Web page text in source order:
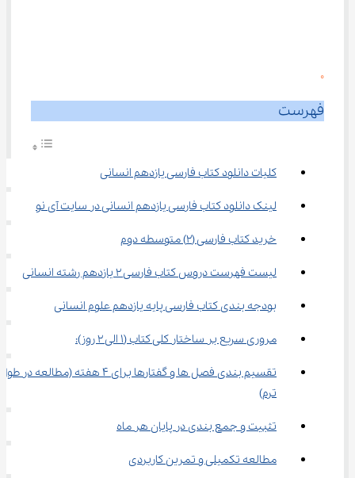
0
فهرست
کلیات دانلود کتاب فارسی یازدهم انسانی
لینک دانلود کتاب فارسی یازدهم انسانی در سایت آی نو
خرید کتاب فارسی (2) متوسطه دوم
لیست فهرست دروس کتاب فارسی 2 یازدهم رشته انسانی
بودجه‌ بندی کتاب فارسی پایه یازدهم علوم انسانی
مروری سریع بر ساختار کلی کتاب (1 الی 2 روز):
تقسیم بندی فصل ها و گفتارها برای 4 هفته (مطالعه در
ترم)
تثبیت و جمع بندی در پایان هر ماه
مطالعه تکمیلی و تمرین کاربردی